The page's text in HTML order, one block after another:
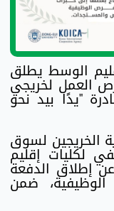
الوسط يطلق
العمل لخريجي
"يدًا بيد نحو
الخريجين لسوق
لكليات إقليم
إطلاق الدفعة
ضمن